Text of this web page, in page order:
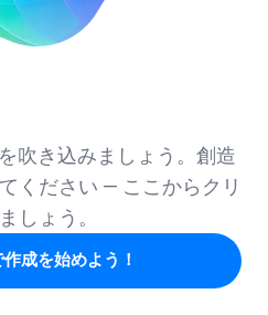
吹き込みましょう。創造
ください — ここからクリ
しょう。
成を始めよう！